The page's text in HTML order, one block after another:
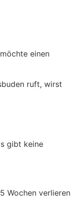
einen
ruft, wirst
gibt keine
Wochen verlieren